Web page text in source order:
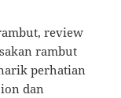
review
rambut
perhatian
dan